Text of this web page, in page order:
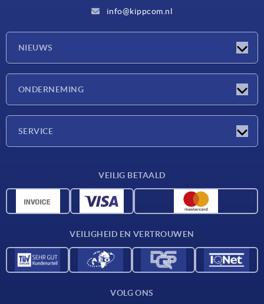
info@kippcom.nl
NIEUWS
ONDERNEMING
SERVICE
CAD-gegevens
VEILIG BETAALD
VEILIGHEID EN VERTROUWEN
VOLG ONS